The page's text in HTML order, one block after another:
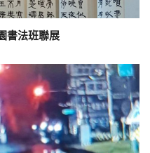
書法班聯展